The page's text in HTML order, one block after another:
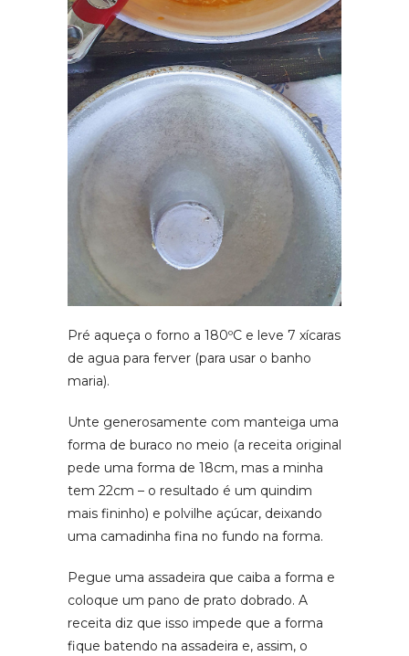
Pré aqueça o forno a 180ºC e leve 7 xícaras
de agua para ferver (para usar o banho
maria).
Unte generosamente com manteiga uma
forma de buraco no meio (a receita original
pede uma forma de 18cm, mas a minha
tem 22cm – o resultado é um quindim
mais fininho) e polvilhe açúcar, deixando
uma camadinha fina no fundo na forma.
Pegue uma assadeira que caiba a forma e
coloque um pano de prato dobrado. A
receita diz que isso impede que a forma
fique batendo na assadeira e, assim, o